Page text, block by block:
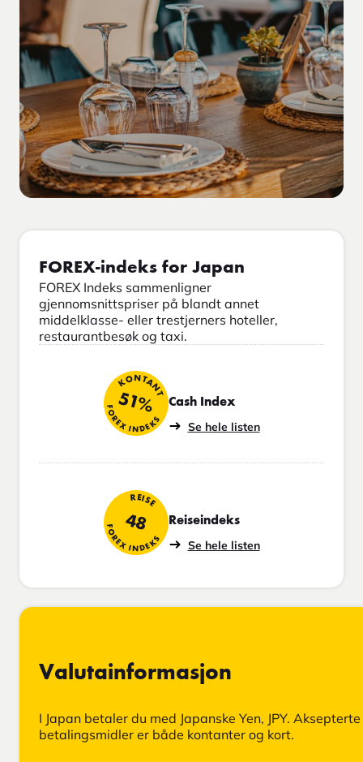
FOREX-indeks for Japan
FOREX Indeks sammenligner
gjennomsnittspriser på blandt annet
middelklasse- eller trestjerners hoteller,
restaurantbesøk og taxi.
KONTANT
51%
FOREX INDEKS Cash Index
Se hele listen
REISE
48
FOREX INDEKS Reiseindeks
Se hele listen
Valutainformasjon
I Japan betaler du med Japanske Yen, JPY. Aksepterte
betalingsmidler er både kontanter og kort.